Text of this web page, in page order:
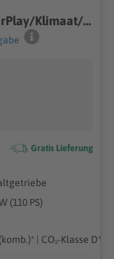
Dacia Jogger Extreme+ Navi/CarPlay/Klimaat/SHZ/Spurwec
Gratis Lieferung
(110 PS)
| CO₂-Klasse D*